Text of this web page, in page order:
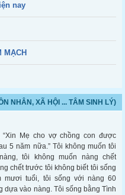
nay
MẠCH
NHÂN, XÃ HỘI ... TÂM SINH LÝ)
“Xin Mẹ cho vợ chồng con được
5 năm nữa.” Tôi không muốn tôi
tôi không muốn nàng chết
chết trước tôi không biết tôi sống
mươi tuổi, tôi sống với nàng 60
dựa vào nàng. Tôi sống bằng Tình